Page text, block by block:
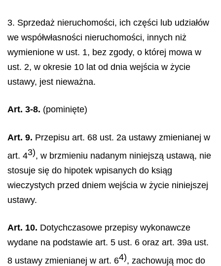
3. Sprzedaż nieruchomości, ich części lub udziałów
we współwłasności nieruchomości, innych niż
wymienione w ust. 1, bez zgody, o której mowa w
ust. 2, w okresie 10 lat od dnia wejścia w życie
ustawy, jest nieważna.
Art. 3-8. (pominięte)
Art. 9. Przepisu art. 68 ust. 2a ustawy zmienianej w
art. 43), w brzmieniu nadanym niniejszą ustawą, nie
stosuje się do hipotek wpisanych do ksiąg
wieczystych przed dniem wejścia w życie niniejszej
ustawy.
Art. 10. Dotychczasowe przepisy wykonawcze
wydane na podstawie art. 5 ust. 6 oraz art. 39a ust.
8 ustawy zmienianej w art. 64), zachowują moc do